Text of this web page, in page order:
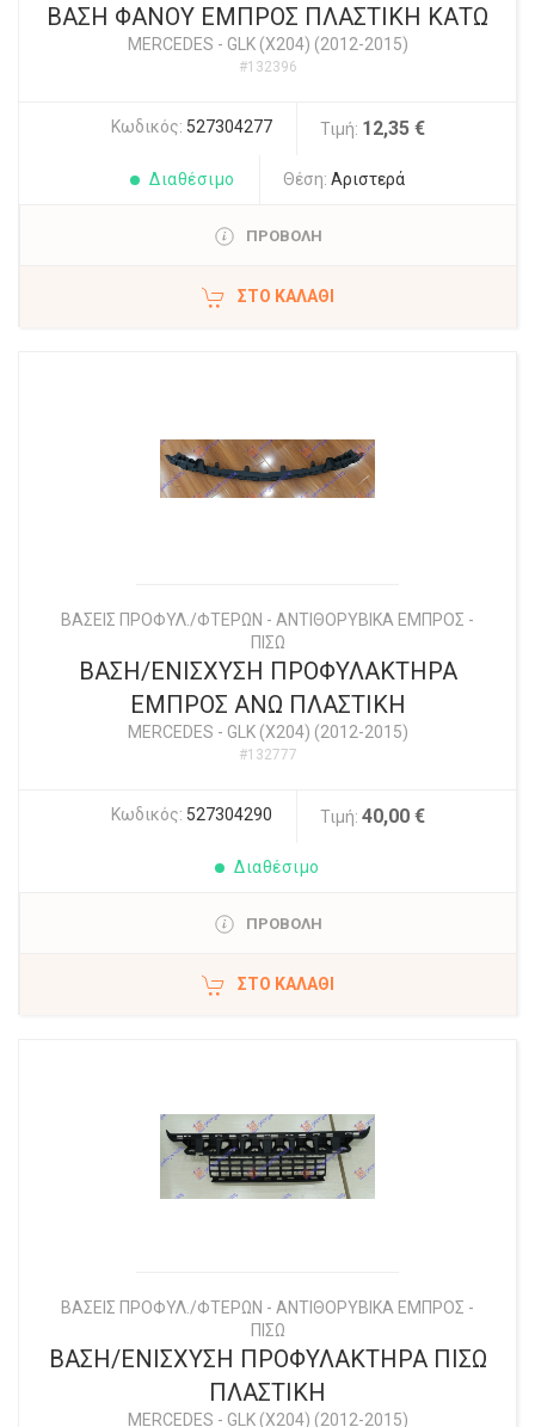
ΒΑΣΗ ΦΑΝΟΥ ΕΜΠΡΟΣ ΠΛΑΣΤΙΚΗ ΚΑΤΩ
MERCEDES - GLK (X204) (2012-2015)
#132396
Κωδικός: 527304277 Τιμή: 12,35 €
Διαθέσιμο Θέση: Αριστερά
ΠΡΟΒΟΛΗ
ΣΤΟ ΚΑΛΆΘΙ
ΒΑΣΕΙΣ ΠΡΟΦΥΛ./ΦΤΕΡΩΝ - ΑΝΤΙΘΟΡΥΒΙΚΑ ΕΜΠΡΟΣ -
ΠΙΣΩ
ΒΑΣΗ/ΕΝΙΣΧΥΣΗ ΠΡΟΦΥΛΑΚΤΗΡΑ
ΕΜΠΡΟΣ ΑΝΩ ΠΛΑΣΤΙΚΗ
MERCEDES - GLK (X204) (2012-2015)
#132777
Κωδικός: 527304290 Τιμή: 40,00 €
Διαθέσιμο
ΠΡΟΒΟΛΗ
ΣΤΟ ΚΑΛΆΘΙ
ΒΑΣΕΙΣ ΠΡΟΦΥΛ./ΦΤΕΡΩΝ - ΑΝΤΙΘΟΡΥΒΙΚΑ ΕΜΠΡΟΣ -
ΠΙΣΩ
ΒΑΣΗ/ΕΝΙΣΧΥΣΗ ΠΡΟΦΥΛΑΚΤΗΡΑ ΠΙΣΩ
ΠΛΑΣΤΙΚΗ
MERCEDES - GLK (X204) (2012-2015)